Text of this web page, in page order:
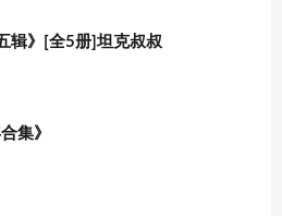
辑》[全5册]坦克叔叔
集》